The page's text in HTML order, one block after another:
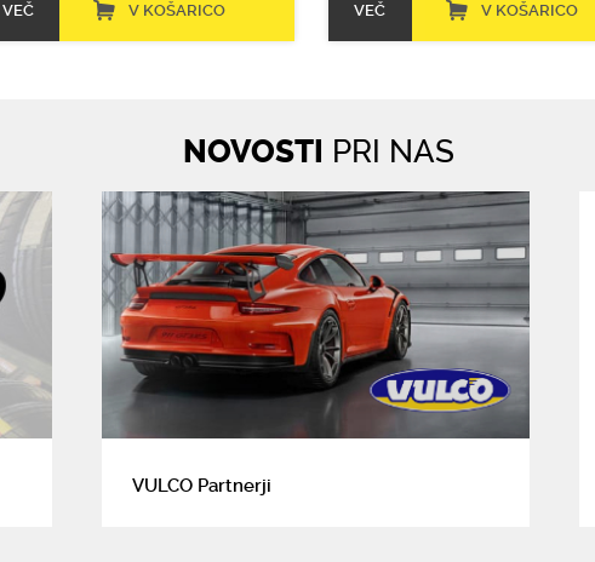
VEČ V KOŠARICO VEČ V KOŠARICO
NOVOSTI PRI NAS
VULCO Partnerji